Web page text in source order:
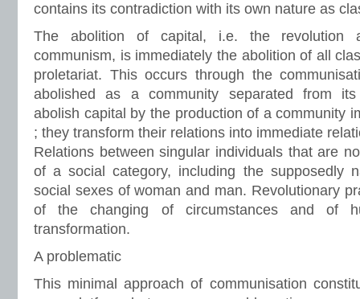
contains its contradiction with its own nature as
The abolition of capital, i.e. the revolution
communism, is immediately the abolition of all
proletariat. This occurs through the
abolished as a community separated from its
abolish capital by the production of a community
; they transform their relations into immediate
Relations between singular individuals that are
of a social category, including the supposedly
social sexes of woman and man. Revolutionary
of the changing of circumstances and of
transformation.
A problematic
This minimal approach of communisation